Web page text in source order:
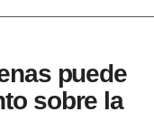
puede
sobre la